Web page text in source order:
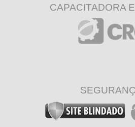
CAPACITADORA